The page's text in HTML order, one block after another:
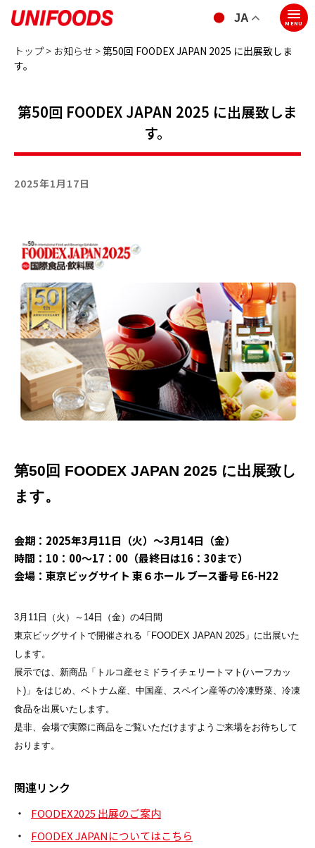
MENU
トップ > お知らせ >第50回 FOODEX JAPAN 2025 に出展致しま
す。
第50回 FOODEX JAPAN 2025 に出展致しま
す。
2025年1月17日
第50回 FOODEX JAPAN 2025 に出展致し
ます。
会期：2025年3月11日（火）～3月14日（金）
時間：10：00～17：00（最終日は16：30まで）
会場：東京ビッグサイト 東６ホール ブース番号 E6-H22
3月11日（火）～14日（金）の4日間
東京ビッグサイトで開催される「FOODEX JAPAN 2025」に出展いた
します。
展示では、新商品「トルコ産セミドライチェリートマト(ハーフカッ
ト)」をはじめ、ベトナム産、中国産、スペイン産等の冷凍野菜、冷凍
食品を出展いたします。
是非、会場で実際に商品をご覧いただけますようご来場をお待ちして
おります。
関連リンク
FOODEX2025 出展のご案内
FOODEX JAPANについてはこちら
JA